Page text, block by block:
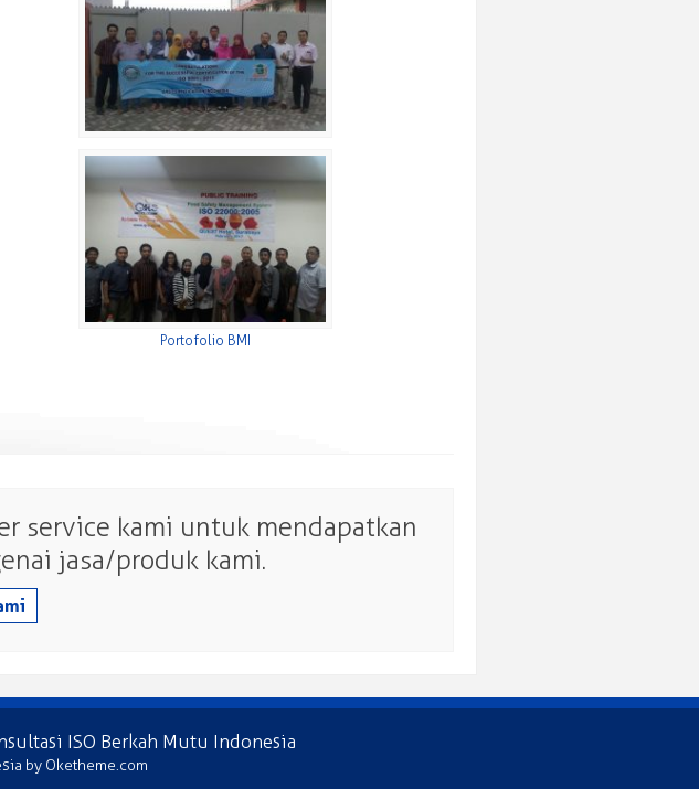
Portofolio BMI
service kami untuk mendapatkan
jasa/produk kami.
ISO Berkah Mutu Indonesia
by Oketheme.com